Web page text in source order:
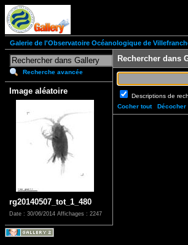
Galerie de l'Observatoire Océanologique de
Recherche avancée
Image aléatoire
rg20140507_tot_1_480
Date : 30/06/2014 Affichages : 2247
Rechercher dans
Descriptions de
Cocher tout
Décocher